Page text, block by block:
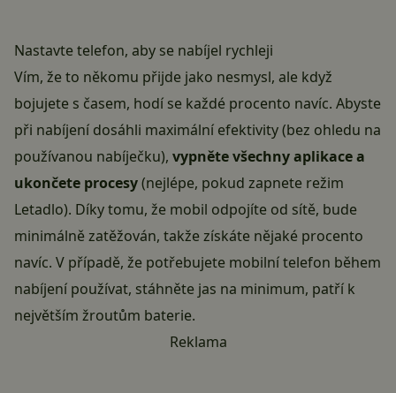
Nastavte telefon, aby se nabíjel rychleji
Vím, že to někomu přijde jako nesmysl, ale když
bojujete s časem, hodí se každé procento navíc. Abyste
při nabíjení dosáhli maximální efektivity (bez ohledu na
používanou nabíječku), vypněte všechny aplikace a
ukončete procesy(nejlépe, pokud zapnete režim
Letadlo). Díky tomu, že mobil odpojíte od sítě, bude
minimálně zatěžován, takže získáte nějaké procento
navíc. V případě, že potřebujete mobilní telefon během
nabíjení používat, stáhněte jas na minimum, patří k
největším žroutům baterie.
Reklama